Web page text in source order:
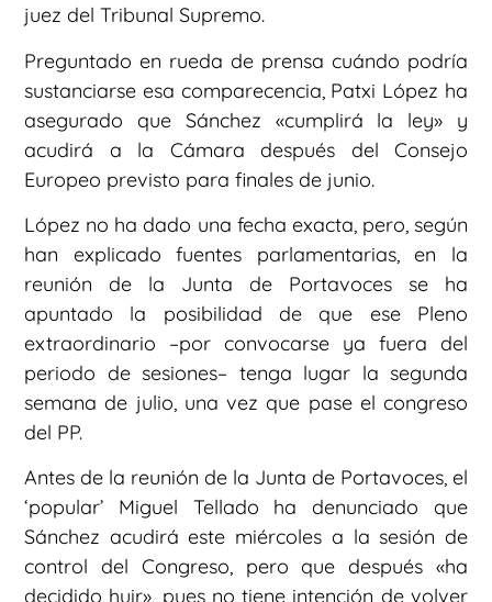
juez del Tribunal Supremo.
Preguntado en rueda de prensa cuándo podría
sustanciarse esa comparecencia, Patxi López ha
asegurado que Sánchez «cumplirá la ley» y
acudirá a la Cámara después del Consejo
Europeo previsto para finales de junio.
López no ha dado una fecha exacta, pero, según
han explicado fuentes parlamentarias, en la
reunión de la Junta de Portavoces se ha
apuntado la posibilidad de que ese Pleno
extraordinario –por convocarse ya fuera del
periodo de sesiones– tenga lugar la segunda
semana de julio, una vez que pase el congreso
del PP.
Antes de la reunión de la Junta de Portavoces, el
‘popular’ Miguel Tellado ha denunciado que
Sánchez acudirá este miércoles a la sesión de
control del Congreso, pero que después «ha
decidido huir», pues no tiene intención de volver